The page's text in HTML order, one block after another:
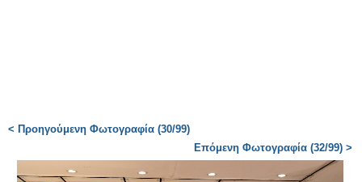
< Προηγούμενη Φωτογραφία (30/99)
Επόμενη Φωτογραφία (32/99) >